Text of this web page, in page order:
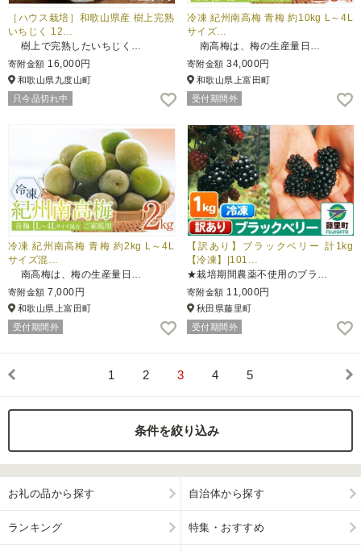
［ハウス栽培］和歌山県産 樹上完熟
いちじく 12…
樹上で完熟したいちじく…
寄附金額 16,000円
和歌山県九度山町
只今品切れ中
冷凍 紀州南高梅 青梅 約10kg L～4L
サイズ…
南高梅は、梅の生産量日…
寄附金額 34,000円
和歌山県上富田町
受付期間外
冷凍 紀州南高梅 青梅 約2kg L～4L
サイズ混…
南高梅は、梅の生産量日…
寄附金額 7,000円
和歌山県上富田町
受付期間外
【訳あり】ブラックベリー 計1kg
【冷凍】|101…
★栽培期間農薬不使用のブラ…
寄附金額 11,000円
秋田県藤里町
受付期間外
1 2 3 4 5
条件を絞り込み
お礼の品から探す 自治体から探す
ランキング 特集・おすすめ